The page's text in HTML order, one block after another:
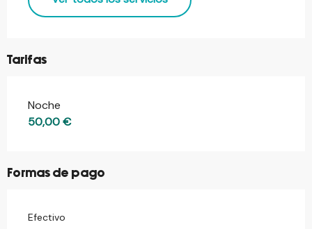
Tarifas
Tarifas 2026
Noche
50,00 €
Formas de pago
Efectivo